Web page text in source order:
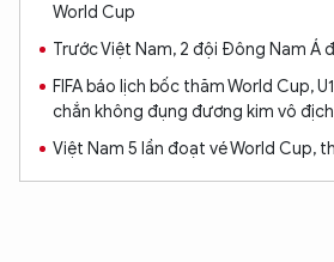
World Cup
Trước Việt Nam, 2 đội Đông Nam Á
FIFA báo lịch bốc thăm World Cup,
chắn không đụng đương kim vô
Việt Nam 5 lần đoạt vé World Cup,